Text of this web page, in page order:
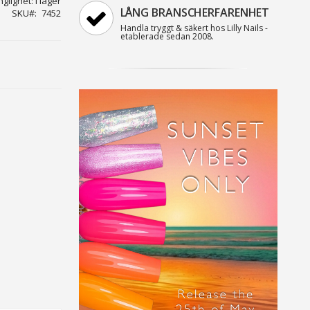
SKU
7452 LÅNG BRANSCHERFARENHET
Handla tryggt & säkert hos Lilly Nails -
etablerade sedan 2008.